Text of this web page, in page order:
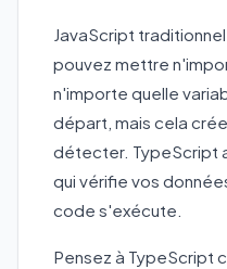
JavaScript
pouvez mettre
n'importe quelle
départ, mais cela
détecter. TypeScript
qui vérifie vos
code s'exécute.
Pensez à TypeScript